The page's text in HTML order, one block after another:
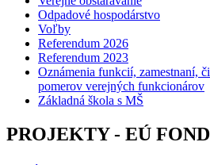
Odpadové hospodárstvo
Voľby
Referendum 2026
Referendum 2023
Oznámenia funkcií, zamestnaní,
pomerov verejných funkcionárov
Základná škola s MŠ
PROJEKTY - EÚ